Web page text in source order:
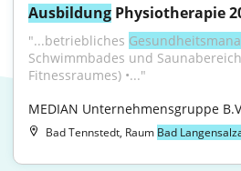
Ausbildung Physiotherapie
"...betriebliches
Schwimmbades und
Fitnessraumes) •..."
MEDIAN Unternehmensgruppe
Bad Tennstedt, Raum Bad